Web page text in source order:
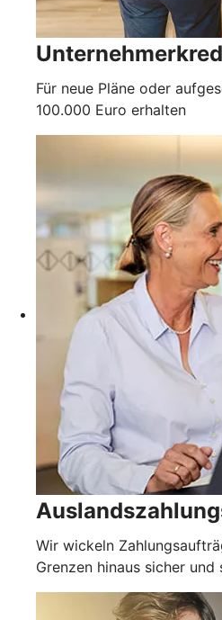
Für neue Pläne oder
100.000 Euro erhalten
Wir wickeln
Grenzen hinaus sicher und